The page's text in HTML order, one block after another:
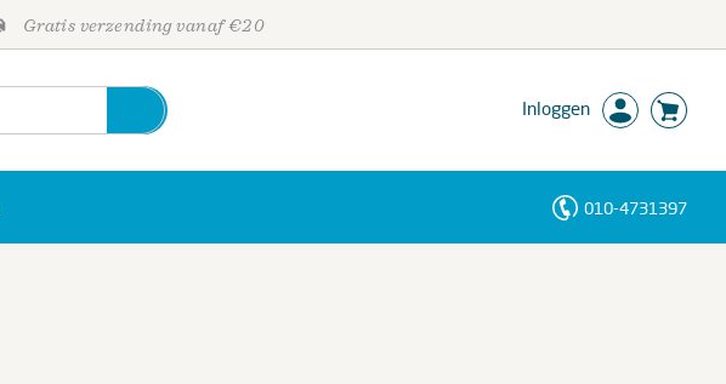
Gratis verzending vanaf €20
Inloggen
010-4731397
Personen